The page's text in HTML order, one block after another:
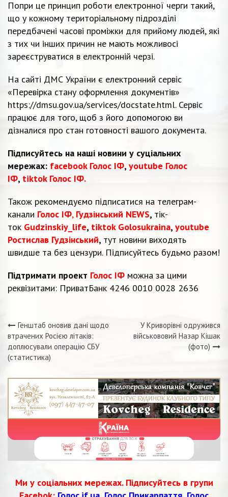
Попри це принцип роботи електронної черги такий,
що у кожному територіальному підрозділі
передбачені часові проміжки для прийому людей, які
з тих чи інших причин не мають можливосі
зареєструватися в електронній черзі.
На сайті ДМС України є електронний сервіс
«Перевірка стану оформлення документів»
https://dmsu.gov.ua/services/docstate.html. Сервіс
працює для того, щоб з його допомогою ви
дізналися про стан готовності вашого документа.
Підписуйтесь на наші новини у суціальних
мережах: facebook Голос ІФ, youtube Голос
ІФ, tiktok Голос ІФ.
Також рекомендуємо підписатися на телеграм-
канали Голос ІФ, Гудзінський NEWS, тік-
ток Gudzinskiy_life, tiktok Golosukraina, youtube
Ростислав Гудзінський, тут новини виходять
швидше та без цензури. Підписуйтесь будьмо разом!
Підтримати проект Голос ІФ можна за цими
реквізитами: ПриватБанк 4246 0010 0028 2636
Навігація
записів
Генштаб оновив дані щодо
втрачених Росією літаків:
доплюсували операцію СБУ
(статистика)
У Криворівні одружився
військововий Назар Кішак
(фото)
Ми у соціальних мережах. Підписуйтесь в групи